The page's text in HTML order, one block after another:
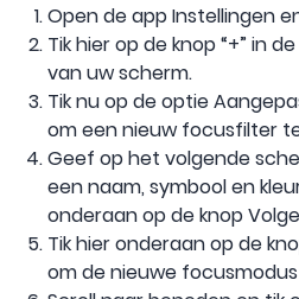
Open de app Instellingen
Tik hier op de knop “+” in
van uw scherm.
Tik nu op de optie
om een ​​nieuw focusfilter
Geef op het volgende
een naam, symbool en
onderaan op de knop
Tik hier onderaan op de
om de nieuwe